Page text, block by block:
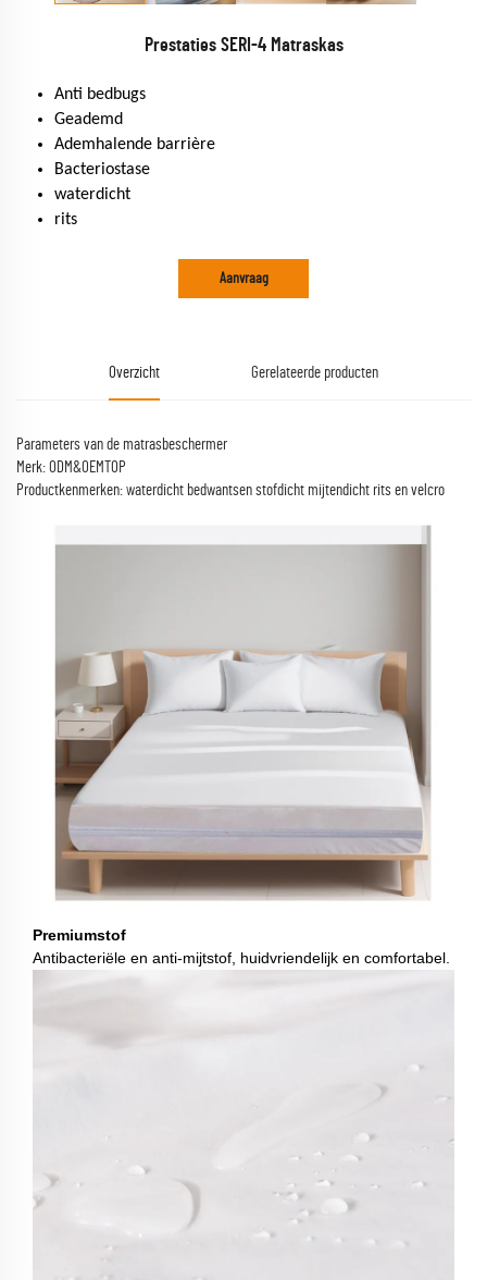
Prestaties SERI-4 Matraskas
Anti bedbugs
Geademd
Ademhalende barrière
Bacteriostase
waterdicht
rits
Aanvraag
Overzicht Gerelateerde producten
Parameters van de matrasbeschermer
Merk: ODM&OEMTOP
Productkenmerken: waterdicht bedwantsen stofdicht mijtendicht rits en velcro
Premiumstof
Antibacteriële en anti-mijtstof, huidvriendelijk en comfortabel.